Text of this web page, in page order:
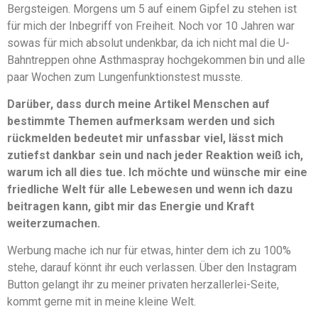
Bergsteigen. Morgens um 5 auf einem Gipfel zu stehen ist
für mich der Inbegriff von Freiheit. Noch vor 10 Jahren war
sowas für mich absolut undenkbar, da ich nicht mal die U-
Bahntreppen ohne Asthmaspray hochgekommen bin und alle
paar Wochen zum Lungenfunktionstest musste.
Darüber, dass durch meine Artikel Menschen auf
bestimmte Themen aufmerksam werden und sich
rückmelden bedeutet mir unfassbar viel, lässt mich
zutiefst dankbar sein und nach jeder Reaktion weiß ich,
warum ich all dies tue. Ich möchte und wünsche mir eine
friedliche Welt für alle Lebewesen und wenn ich dazu
beitragen kann, gibt mir das Energie und Kraft
weiterzumachen.
Werbung mache ich nur für etwas, hinter dem ich zu 100%
stehe, darauf könnt ihr euch verlassen. Über den Instagram
Button gelangt ihr zu meiner privaten herzallerlei-Seite,
kommt gerne mit in meine kleine Welt.